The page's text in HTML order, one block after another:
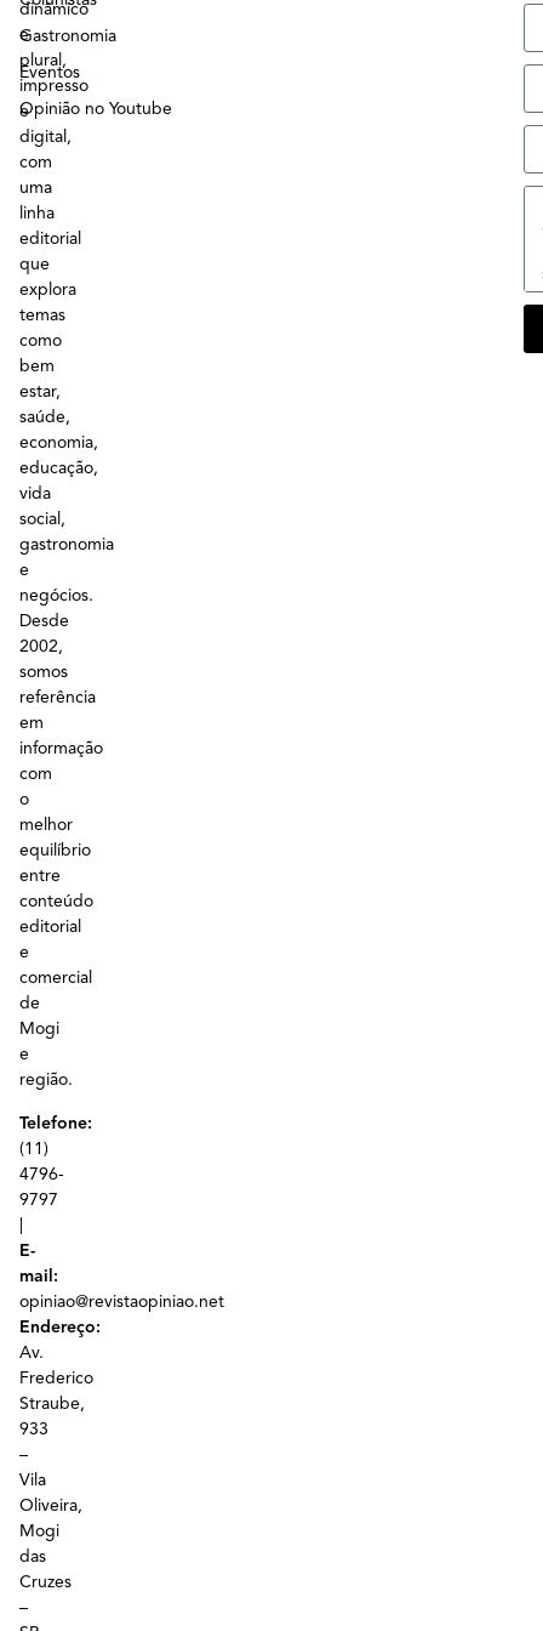
dinâmico
e
plural,
impresso
e
digital,
com
uma
linha
editorial
que
explora
temas
como
bem
estar,
saúde,
economia,
educação,
vida
social,
gastronomia
e
negócios.
Desde
2002,
somos
referência
em
informação
com
o
melhor
equilíbrio
entre
conteúdo
editorial
e
comercial
de
Mogi
e
região.
Telefone:
(11)
4796-
9797
E-
mail:
opiniao@revistaopiniao.net
Endereço:
Av.
Frederico
Straube,
933
–
Vila
Oliveira,
Mogi
das
Cruzes
–
Gastronomia
Eventos
Opinião no Youtube